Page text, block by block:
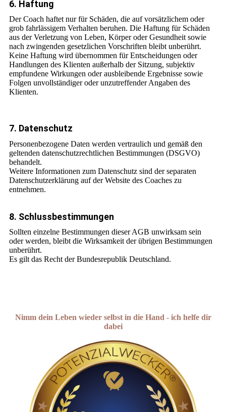
6. Haftung
Der Coach haftet nur für Schäden, die auf vorsätzlichem oder
grob fahrlässigem Verhalten beruhen. Die Haftung für Schäden
aus der Verletzung von Leben, Körper oder Gesundheit sowie
nach zwingenden gesetzlichen Vorschriften bleibt unberührt.
Keine Haftung wird übernommen für Entscheidungen oder
Handlungen des Klienten außerhalb der Sitzung, subjektiv
empfundene Wirkungen oder ausbleibende Ergebnisse sowie
Folgen unvollständiger oder unzutreffender Angaben des
Klienten.
7. Datenschutz
Personenbezogene Daten werden vertraulich und gemäß den
geltenden datenschutzrechtlichen Bestimmungen (DSGVO)
behandelt.
Weitere Informationen zum Datenschutz sind der separaten
Datenschutzerklärung auf der Website des Coaches zu
entnehmen.
8. Schlussbestimmungen
Sollten einzelne Bestimmungen dieser AGB unwirksam sein
oder werden, bleibt die Wirksamkeit der übrigen Bestimmungen
unberührt.
Es gilt das Recht der Bundesrepublik Deutschland.
Nimm dein Leben wieder selbst in die Hand - ich helfe dir
dabei